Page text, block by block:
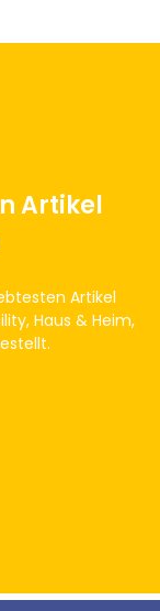
Artikel
Artikel
Haus & Heim,